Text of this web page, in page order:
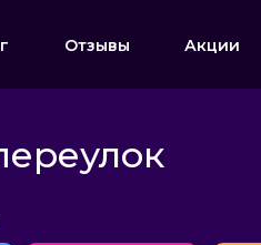
Отзывы Акции